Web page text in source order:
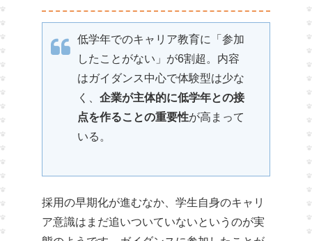
低学年でのキャリア教育に「参加
したことがない」が6割超。内容
はガイダンス中心で体験型は少な
く、 企業が主体的に低学年との接
点を作ることの重要性が高まって
いる。
採用の早期化が進むなか、学生自身のキャリ
ア意識はまだ追いついていないというのが実